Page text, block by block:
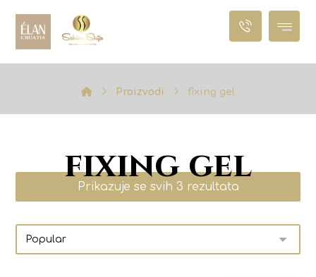
Proizvodi fixing gel
fixing gel
Prikazuje se svih 3 rezultata